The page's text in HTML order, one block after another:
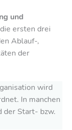
und
ersten drei
Ablauf-,
der
wird
In manchen
der Start- bzw.